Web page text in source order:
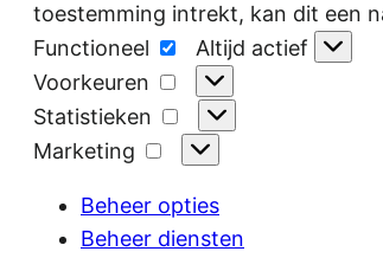
toestemming intrekt, kan dit een
Functioneel
Functioneel
Altijd actief
Voorkeuren
Voorkeuren
Statistieken
Statistieken
Marketing
Marketing
Beheer opties
Beheer diensten